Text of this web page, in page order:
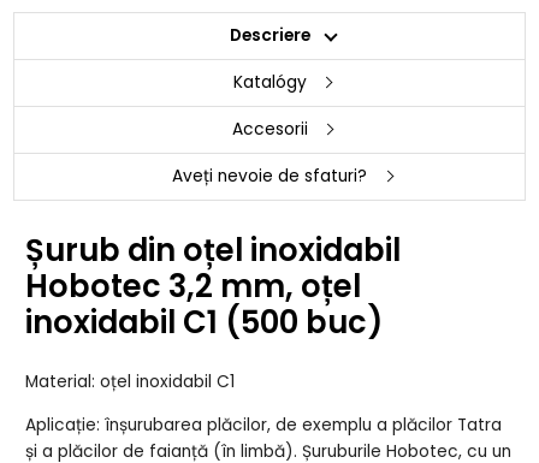
Descriere
Katalógy
Accesorii
Aveți nevoie de sfaturi?
Șurub din oțel inoxidabil
Hobotec 3,2 mm, oțel
inoxidabil C1 (500 buc)
Material: oțel inoxidabil C1
Aplicație: înșurubarea plăcilor, de exemplu a plăcilor Tatra
și a plăcilor de faianță (în limbă). Șuruburile Hobotec, cu un